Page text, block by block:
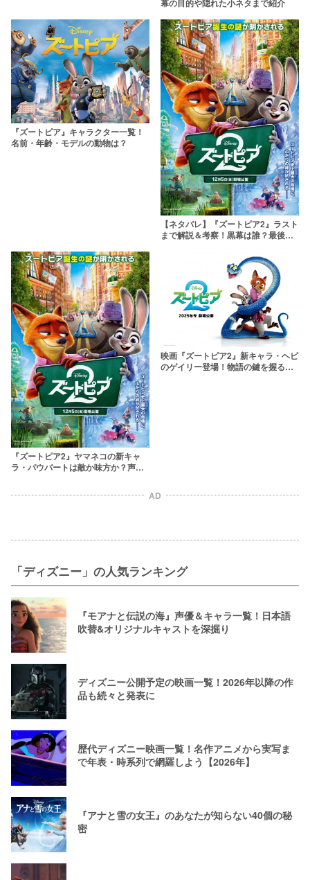
幕の目的や隠れた小ネタまで紹介
『ズートピア』キャラクター一覧！
名前・年齢・モデルの動物は？
【ネタバレ】『ズートピア2』ラスト
まで解説＆考察！黒幕は誰？最後の
『ズートピア2』ヤマネコの新キャ
ラ・パウバートは敵か味方か？声優
映画『ズートピア2』新キャラ・ヘビ
のゲイリー登場！物語の鍵を握る？
AD
「ディズニー」の人気ランキング
『モアナと伝説の海』声優＆キャラ一覧！日本語
吹替&オリジナルキャストを深掘り
ディズニー公開予定の映画一覧！2026年以降の作
品も続々と発表に
歴代ディズニー映画一覧！名作アニメから実写ま
で年表・時系列で網羅しよう【2026年】
『アナと雪の女王』のあなたが知らない40個の秘
密